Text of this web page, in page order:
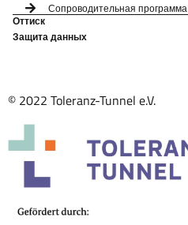
Сопроводительная программа
Оттиск
Защита данных
© 2022 Toleranz-Tunnel e.V.